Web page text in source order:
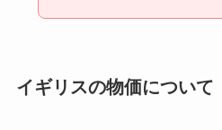
イギリスの物価について